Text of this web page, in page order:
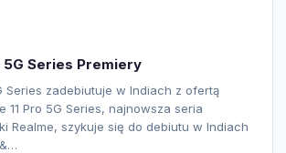
5G Series Premiery
Series zadebiutuje w Indiach z ofertą
11 Pro 5G Series, najnowsza seria
Realme, szykuje się do debiutu w Indiach